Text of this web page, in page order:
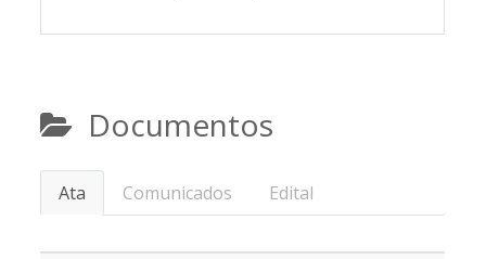
Documentos
Ata Comunicados Edital